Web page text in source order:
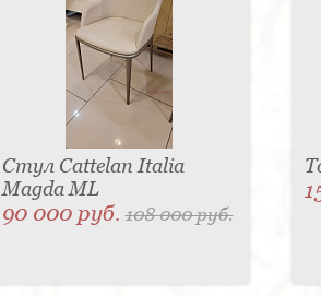
Стул Cattelan Italia
Magda ML
90 000 руб.108 000 руб.